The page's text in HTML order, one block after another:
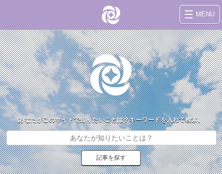
MENU
あなたがこのサイトで知りたいことは？キーワードを入れて検索。